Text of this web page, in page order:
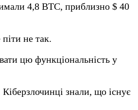
4,8 BTC, приблизно $ 40
не так.
цю функціональність у
знали, що існує